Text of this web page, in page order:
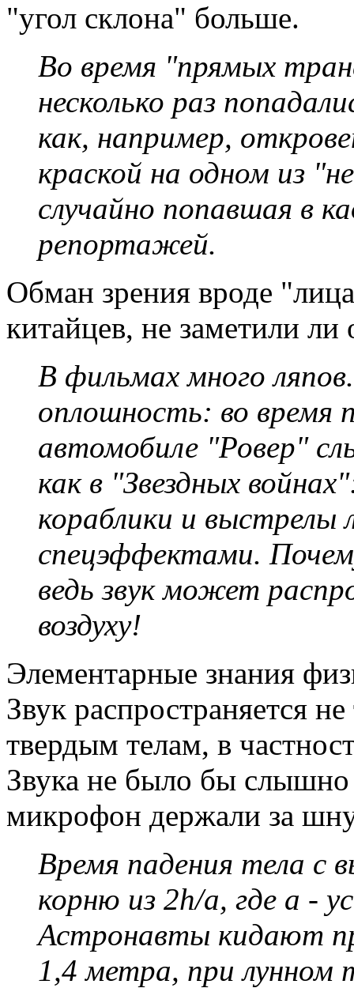
"угол склона" больше.
Во время "прямых
несколько раз
как, например,
краской на одном из
случайно попавшая в
репортажей.
Обман зрения вроде
китайцев, не заметили
В фильмах много
оплошность: во время
автомобиле "Ровер"
как в "Звездных
кораблики и выстрелы
спецэффектами.
ведь звук может
воздуху!
Элементарные знания
Звук распространяется
твердым телам, в
Звука не было бы слышно
микрофон держали за
Время падения тела с
корню из 2h/a, где a -
Астронавты кидают
1,4 метра, при лунном